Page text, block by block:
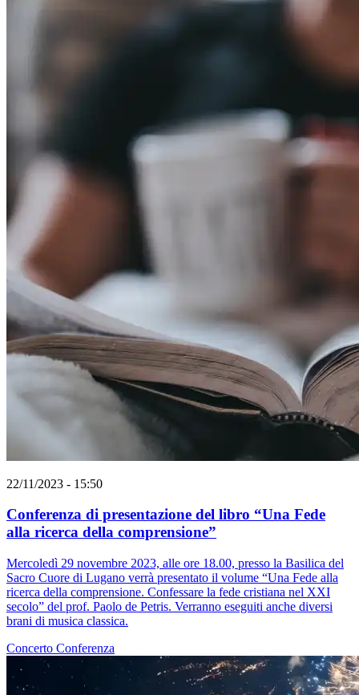
22/11/2023 - 15:50
Conferenza di presentazione del libro “Una Fede
alla ricerca della comprensione”
Mercoledì 29 novembre 2023, alle ore 18.00, presso la Basilica del
Sacro Cuore di Lugano verrà presentato il volume “Una Fede alla
ricerca della comprensione. Confessare la fede cristiana nel XXI
secolo” del prof. Paolo de Petris. Verranno eseguiti anche diversi
brani di musica classica.
Concerto Conferenza